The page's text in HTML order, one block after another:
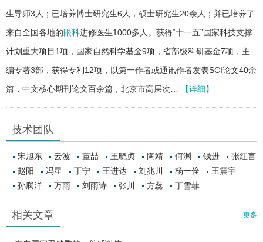
生导师3人；已培养博士研究生6人，硕士研究生20余人；并已培养了
来自全国各地的眼科进修医生1000多人。获得“十一五”国家科技支撑
计划重大项目1项，国家自然科学基金9项，省部级科研基金7项，主
编专著3部，获得专利12项，以第一作者或通讯作者发表SCI论文40余
篇，中文核心期刊论文百余篇，北京市高层次…
【详细】
技术团队
宋旭东 云波 董喆 王晓贞 陶靖 何渊 钱进
张红言
赵阳
冯星 丁宁 王进达 刘兆川 杨一佺
王震宇
孙腾洋
万雨 刘雨诗 张川 方蕊 丁雪菲
更多
相关文章